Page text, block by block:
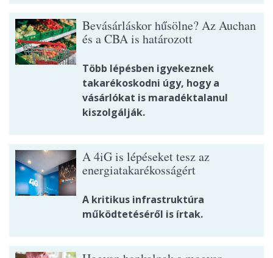
Bevásárláskor hűsölne? Az Auchan
és a CBA is határozott
Több lépésben igyekeznek
takarékoskodni úgy, hogy a
vásárlókat is maradéktalanul
kiszolgálják.
A 4iG is lépéseket tesz az
energiatakarékosságért
A kritikus infrastruktúra
működtetéséről is írtak.